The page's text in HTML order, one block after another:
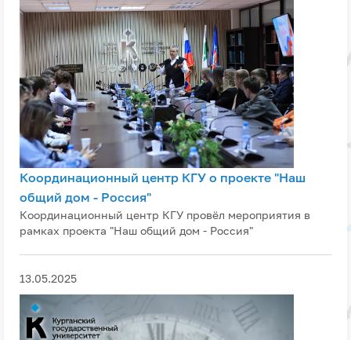
Координационный центр КГУ о проекте "Наш
общий дом - Россия"
Координационный центр КГУ провёл мероприятия в
рамках проекта "Наш общий дом - Россия"
13.05.2025